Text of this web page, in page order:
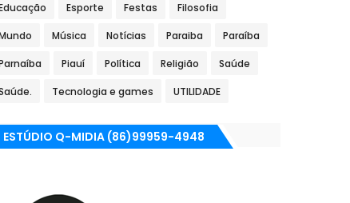
Esporte Festas Filosofia
Música Notícias Paraiba Paraíba
Piauí Política Religião Saúde
Tecnologia e games UTILIDADE
ESTÚDIO Q-MIDIA (86)99959-4948